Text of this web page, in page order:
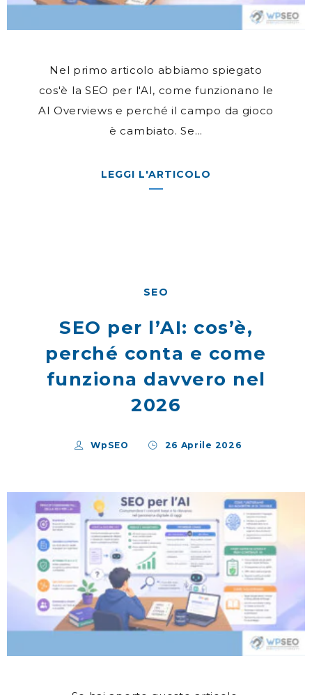
Nel primo articolo abbiamo spiegato
cos'è la SEO per l'AI, come funzionano le
AI Overviews e perché il campo da gioco
è cambiato. Se...
LEGGI L'ARTICOLO
SEO
SEO per l’AI: cos’è,
perché conta e come
funziona davvero nel
2026
WpSEO 26 Aprile 2026